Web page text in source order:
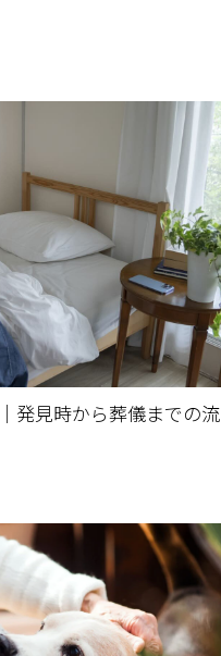
発見時から葬儀までの流